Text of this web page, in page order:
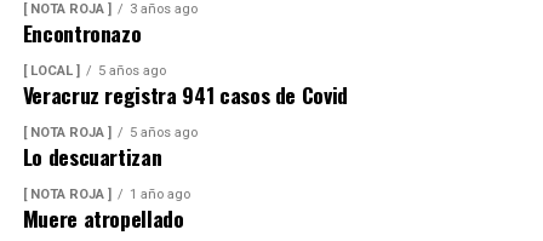
[ NOTA ROJA ] 3 años ago
Encontronazo
[ LOCAL ] 5 años ago
Veracruz registra 941 casos de Covid
[ NOTA ROJA ] 5 años ago
Lo descuartizan
[ NOTA ROJA ] 1 año ago
Muere atropellado